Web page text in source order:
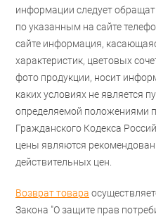
информации следует
по указанным на сайте
сайте информация,
характеристик, цветовых
фото продукции, носит
каких условиях не является
определяемой положениями
Гражданского Кодекса
цены являются
действительных цен.
Возврат товара
Закона "О защите прав